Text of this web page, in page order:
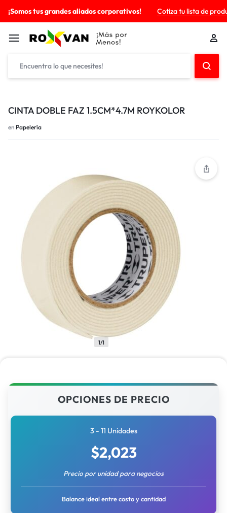
¡Somos tus grandes aliados corporativos! Cotiza tu lista de
CINTA DOBLE FAZ 1.5CM*4.7M ROYKOLOR
en Papelería
1/1
OPCIONES DE PRECIO
3 - 11 Unidades
$2,023
Precio por unidad para negocios
Balance ideal entre costo y cantidad